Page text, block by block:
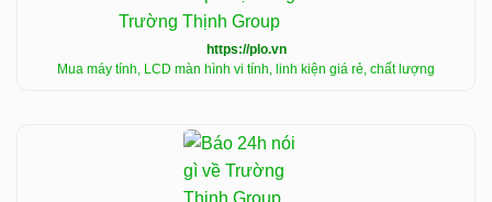
https://plo.vn
Mua máy tính, LCD màn hình vi tính, linh kiện giá rẻ, chất lượng